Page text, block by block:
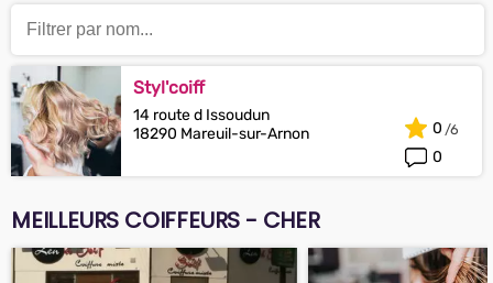
Styl'coiff
14 route d Issoudun
18290 Mareuil-sur-Arnon
0
0
MEILLEURS COIFFEURS - CHER